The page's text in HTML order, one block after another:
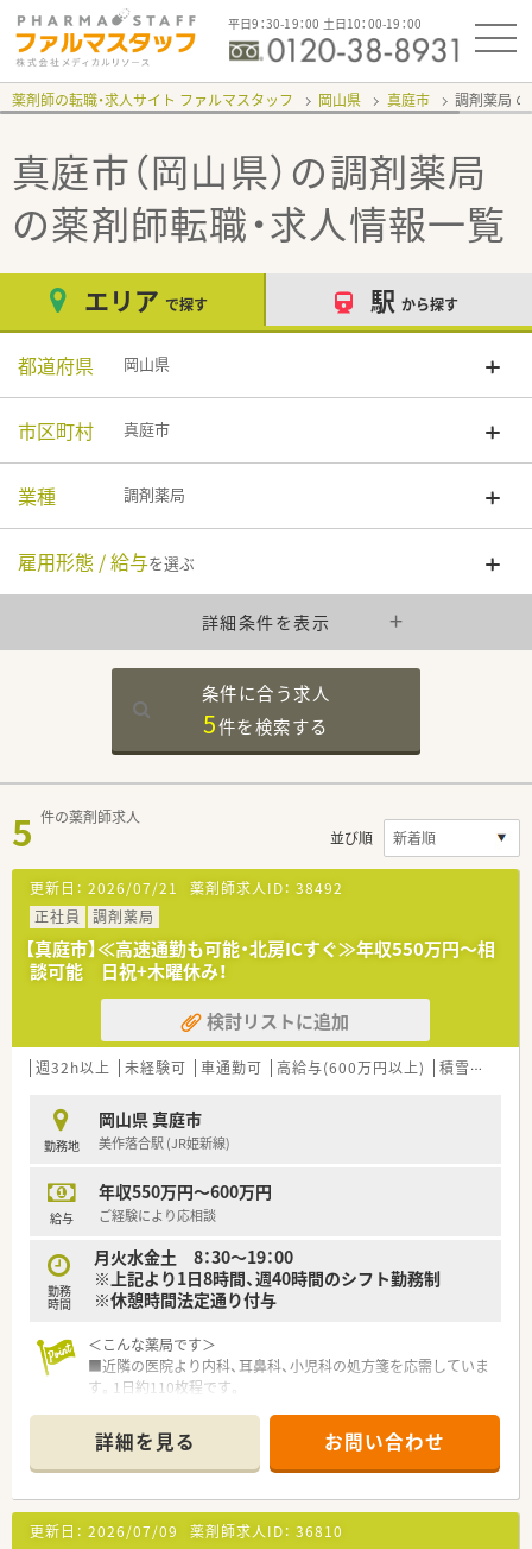
平日9：30-19：00 土日10：00-19：00
薬剤師の転職・求人サイト ファルマスタッフ 岡山県 真庭市 調剤薬局
真庭市（岡山県）の調剤薬局
の薬剤師転職・求人情報一覧
エリア で探す 駅 から探す
都道府県 岡山県
市区町村 真庭市
業種 調剤薬局
雇用形態 / 給与を選ぶ
詳細条件を表示
条件に合う求人
5件を検索する
5 件の薬剤師求人
並び順
更新日： 2026/07/21 薬剤師求人ID： 38492
正社員
調剤薬局
【真庭市】≪高速通勤も可能・北房ICすぐ≫年収550万円～相
談可能 日祝+木曜休み！
検討リストに追加
週32h以上 未経験可 車通勤可 高給与(600万円以上) 積雪なし
勤務地
岡山県 真庭市
美作落合駅 (JR姫新線)
給与
年収550万円～600万円
ご経験により応相談
勤務
時間
月火水金土 8：30～19：00
※上記より1日8時間、週40時間のシフト勤務制
※休憩時間法定通り付与
＜こんな薬局です＞
■近隣の医院より内科、耳鼻科、小児科の処方箋を応需していま
す。1日約110枚程です。
通勤もご相談いただけます。
＜教育体制＞
■入社後1～3年の間は店舗の先輩方の指導の元、実務を経験し
ていきます。
詳細を見る お問い合わせ
更新日： 2026/07/09 薬剤師求人ID： 36810